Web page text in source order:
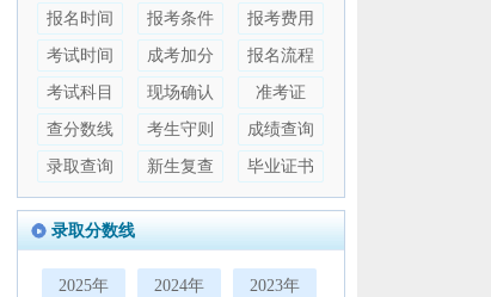
报名时间 报考条件 报考费用
考试时间 成考加分 报名流程
考试科目 现场确认 准考证
查分数线 考生守则 成绩查询
录取查询 新生复查 毕业证书
录取分数线
2025年 2024年 2023年